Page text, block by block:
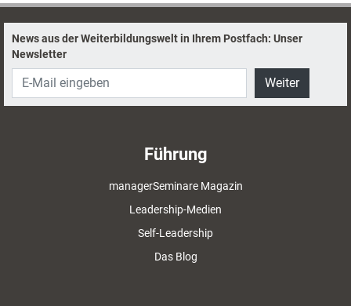
News aus der Weiterbildungswelt in Ihrem Postfach: Unser
Newsletter
Weiter
Führung
managerSeminare Magazin
Leadership-Medien
Self-Leadership
Das Blog